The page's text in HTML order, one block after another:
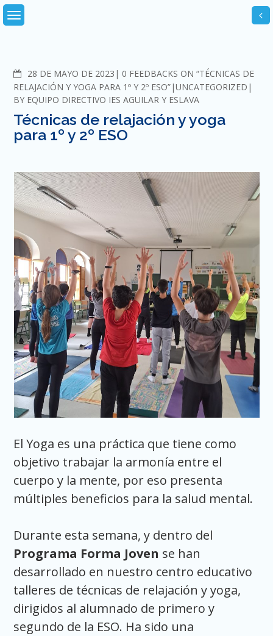
Skip
to
28 DE MAYO DE 2023 COMMENTS
0 FEEDBACKS ON “TÉCNICAS DE
RELAJACIÓN Y YOGA PARA 1º Y 2º ESO” UNCATEGORIZED
BY EQUIPO DIRECTIVO IES AGUILAR Y ESLAVA
Técnicas de relajación y yoga
para 1º y 2º ESO
El Yoga es una práctica que tiene como
objetivo trabajar la armonía entre el
cuerpo y la mente, por eso presenta
múltiples beneficios para la salud mental.
Durante esta semana, y dentro del
Programa Forma Joven se han
desarrollado en nuestro centro educativo
talleres de técnicas de relajación y yoga,
dirigidos al alumnado de primero y
segundo de la ESO. Ha sido una